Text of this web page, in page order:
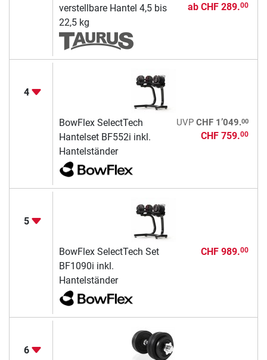
verstellbare Hantel 4,5 bis
22,5 kg
ab CHF 289.00
4
BowFlex SelectTech
Hantelset BF552i inkl.
Hantelständer
UVP CHF 1’049.00
CHF 759.00
5
BowFlex SelectTech Set
BF1090i inkl.
Hantelständer
CHF 989.00
6